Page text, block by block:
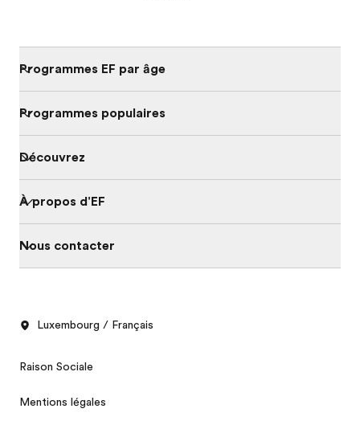
Programmes EF par âge
Programmes populaires
Découvrez
À propos d'EF
Nous contacter
Luxembourg / Français
Raison Sociale
Mentions légales